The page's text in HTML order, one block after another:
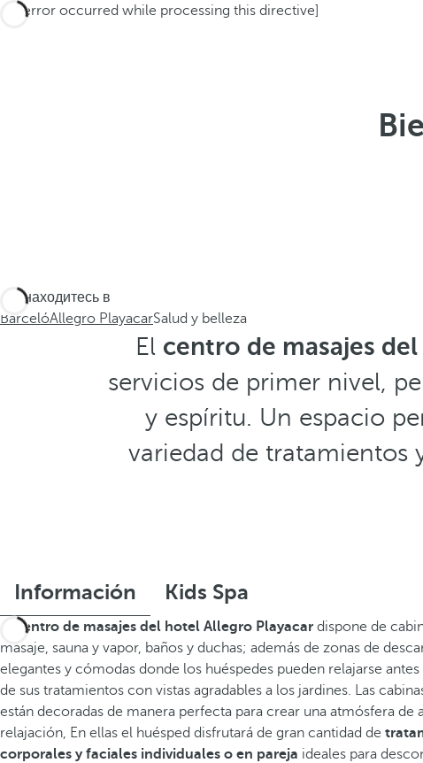
[an error occurred while processing this directive]
Вы находитесь в
BarcelóAllegro PlayacarSalud y belleza
El centro de masajes
servicios de primer nivel,
y espíritu. Un espacio
variedad de tratamientos
Información Kids Spa
centro de masajes del hotel Allegro Playacar dispone de
masaje, sauna y vapor, baños y duchas; además de zonas de
elegantes y cómodas donde los huéspedes pueden relajarse antes
de sus tratamientos con vistas agradables a los jardines. Las
están decoradas de manera perfecta para crear una atmósfera de
relajación, En ellas el huésped disfrutará de gran cantidad de
corporales y faciales individuales o en pareja ideales para